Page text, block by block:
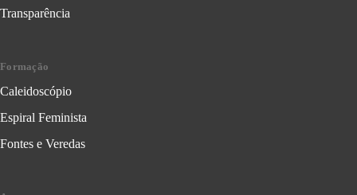
Transparência
Formação
Caleidoscópio
Espiral Feminista
Fontes e Veredas